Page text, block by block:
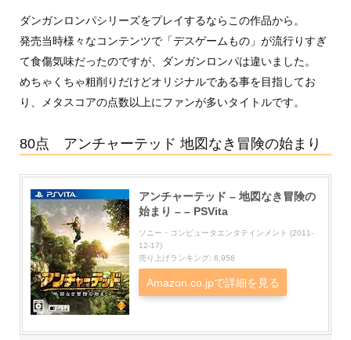
ダンガンロンパシリーズをプレイするならこの作品から。
発売当時様々なコンテンツで「デスゲームもの」が流行りすぎ
て食傷気味だったのですが、ダンガンロンパは違いました。
めちゃくちゃ粗削りだけどオリジナルである事を目指してお
り、メタスコアの点数以上にファンが多いタイトルです。
80点 アンチャーテッド 地図なき冒険の始まり
アンチャーテッド – 地図なき冒険の
始まり – – PSVita
ソニー・コンピュータエンタテインメント (2011-
12-17)
売り上げランキング: 6,956
Amazon.co.jpで詳細を見る